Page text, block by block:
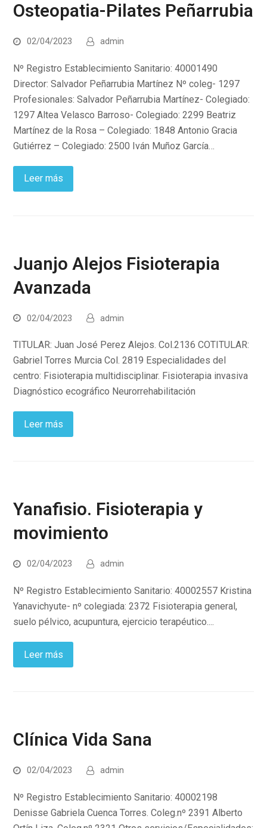
Osteopatia-Pilates Peñarrubia
02/04/2023 admin
Nº Registro Establecimiento Sanitario: 40001490
Director: Salvador Peñarrubia Martínez Nº coleg- 1297
Profesionales: Salvador Peñarrubia Martínez- Colegiado:
1297 Altea Velasco Barroso- Colegiado: 2299 Beatriz
Martínez de la Rosa – Colegiado: 1848 Antonio Gracia
Gutiérrez – Colegiado: 2500 Iván Muñoz García…
Leer más
Juanjo Alejos Fisioterapia
Avanzada
02/04/2023 admin
TITULAR: Juan José Perez Alejos. Col.2136 COTITULAR:
Gabriel Torres Murcia Col. 2819 Especialidades del
centro: Fisioterapia multidisciplinar. Fisioterapia invasiva
Diagnóstico ecográfico Neurorrehabilitación
Leer más
Yanafisio. Fisioterapia y
movimiento
02/04/2023 admin
Nº Registro Establecimiento Sanitario: 40002557 Kristina
Yanavichyute- nº colegiada: 2372 Fisioterapia general,
suelo pélvico, acupuntura, ejercicio terapéutico....
Leer más
Clínica Vida Sana
02/04/2023 admin
Nº Registro Establecimiento Sanitario: 40002198
Denisse Gabriela Cuenca Torres. Coleg.nº 2391 Alberto